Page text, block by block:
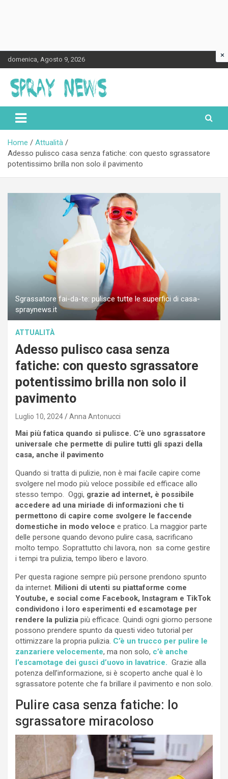
Skip
to
content
domenica, Agosto 9, 2026
Spraynews.it
Home
Attualità
Adesso pulisco casa senza fatiche: con questo sgrassatore
potentissimo brilla non solo il pavimento
Sgrassatore fai-da-te: pulisce tutte le superfici di casa-
spraynews.it
ATTUALITÀ
Adesso pulisco casa senza
fatiche: con questo sgrassatore
potentissimo brilla non solo il
pavimento
Luglio 10, 2024 Anna Antonucci
Mai più fatica quando si pulisce. C’è uno sgrassatore
universale che permette di pulire tutti gli spazi della
casa, anche il pavimento
Quando si tratta di pulizie, non è mai facile capire come
svolgere nel modo più veloce possibile ed efficace allo
stesso tempo. Oggi, grazie ad internet, è possibile
accedere ad una miriade di informazioni che ti
permettono di capire come svolgere le faccende
domestiche in modo veloce e pratico. La maggior parte
delle persone quando devono pulire casa, sacrificano
molto tempo. Soprattutto chi lavora, non sa come gestire
i tempi tra pulizia, tempo libero e lavoro.
Per questa ragione sempre più persone prendono spunto
da internet. Milioni di utenti su piattaforme come
Youtube, e social come Facebook, Instagram e TikTok
condividono i loro esperimenti ed escamotage per
rendere la pulizia più efficace. Quindi ogni giorno persone
possono prendere spunto da questi video tutorial per
ottimizzare la propria pulizia. C’è un trucco per pulire le
zanzariere velocemente, ma non solo, c’è anche
l’escamotage dei gusci d’uovo in lavatrice. Grazie alla
potenza dell’informazione, si è scoperto anche qual è lo
sgrassatore potente che fa brillare il pavimento e non solo.
Pulire casa senza fatiche: lo
sgrassatore miracoloso
×